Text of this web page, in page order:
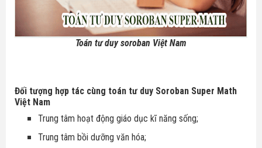
Toán tư duy soroban Việt Nam
Đối tượng hợp tác cùng toán tư duy Soroban Super Math
Việt Nam
Trung tâm hoạt động giáo dục kĩ năng sống;
Trung tâm bồi dưỡng văn hóa;